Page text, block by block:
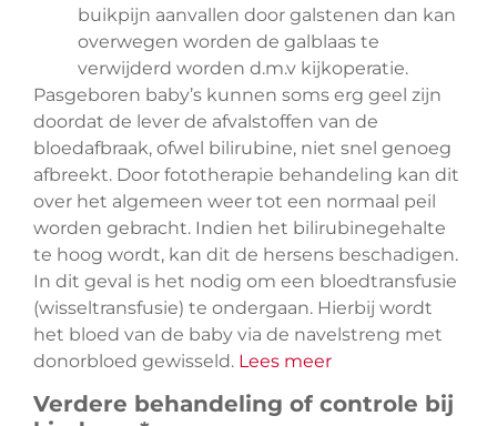
buikpijn aanvallen door galstenen dan kan
overwegen worden de galblaas te
verwijderd worden d.m.v kijkoperatie.
Pasgeboren baby’s kunnen soms erg geel zijn
doordat de lever de afvalstoffen van de
bloedafbraak, ofwel bilirubine, niet snel genoeg
afbreekt. Door fototherapie behandeling kan dit
over het algemeen weer tot een normaal peil
worden gebracht. Indien het bilirubinegehalte
te hoog wordt, kan dit de hersens beschadigen.
In dit geval is het nodig om een bloedtransfusie
(wisseltransfusie) te ondergaan. Hierbij wordt
het bloed van de baby via de navelstreng met
donorbloed gewisseld. Lees meer
Verdere behandeling of controle bij